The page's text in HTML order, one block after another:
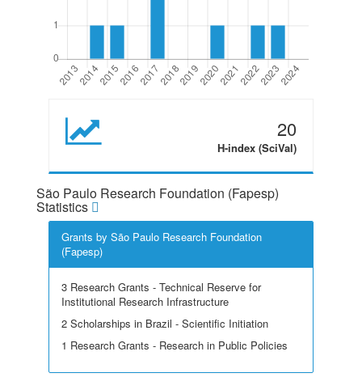
20
H-index (SciVal)
São Paulo Research Foundation (Fapesp)
Statistics
Grants by São Paulo Research Foundation
(Fapesp)
3 Research Grants - Technical Reserve for
Institutional Research Infrastructure
2 Scholarships in Brazil - Scientific Initiation
1 Research Grants - Research in Public Policies